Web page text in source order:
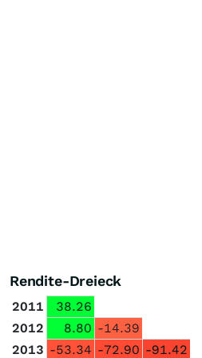
Rendite-Dreieck
2011
38.26
2012
8.80 -14.39
2013 -53.34 -72.90 -91.42